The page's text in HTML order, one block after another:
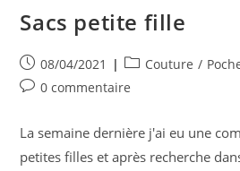
Sacs petite fille
Publication
publiée :
08/04/2021
Post
category:
Couture /
Commentaires
publication :
0 commentaire
La semaine dernière j'ai eu une
petites filles et après recherche